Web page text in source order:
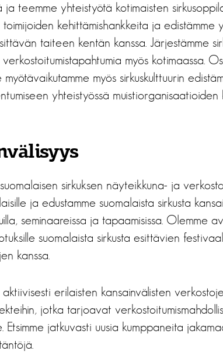
ja teemme yhteistyötä kotimaisten
toimijoiden kehittämishankkeita ja edistämme
taiteen kentän kanssa. Järjestämme
myös kotimaassa.
myötävaikutamme myös sirkuskulttuurin
yhteistyössä muistiorganisaatioiden
sirkuksen näyteikkuna- ja
ja edustamme suomalaista sirkusta
seminaareissa ja tapaamisissa. Olemme
suomalaista sirkusta esittävien
kanssa.
aktiivisesti erilaisten kansainvälisten
jotka tarjoavat
Etsimme jatkuvasti uusia kumppaneita